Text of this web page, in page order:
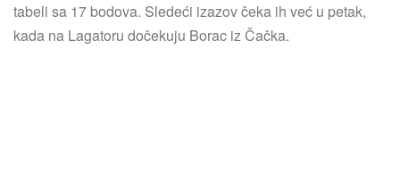
tabeli sa 17 bodova. Sledeći izazov čeka ih već u petak,
kada na Lagatoru dočekuju Borac iz Čačka.